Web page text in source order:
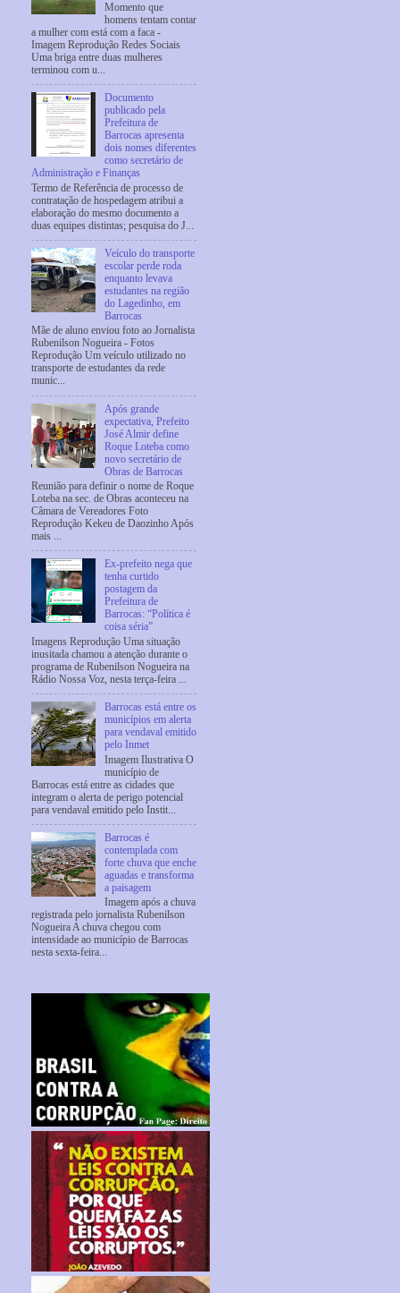
Momento que
homens tentam contar
a mulher com está com a faca -
Imagem Reprodução Redes Sociais
Uma briga entre duas mulheres
terminou com u...
Documento
publicado pela
Prefeitura de
Barrocas apresenta
dois nomes diferentes
como secretário de
Administração e Finanças
Termo de Referência de processo de
contratação de hospedagem atribui a
elaboração do mesmo documento a
duas equipes distintas; pesquisa do J...
Veículo do transporte
escolar perde roda
enquanto levava
estudantes na região
do Lagedinho, em
Barrocas
Mãe de aluno enviou foto ao Jornalista
Rubenilson Nogueira - Fotos
Reprodução Um veículo utilizado no
transporte de estudantes da rede
munic...
Após grande
expectativa, Prefeito
José Almir define
Roque Loteba como
novo secretário de
Obras de Barrocas
Reunião para definir o nome de Roque
Loteba na sec. de Obras aconteceu na
Câmara de Vereadores Foto
Reprodução Kekeu de Daozinho Após
mais ...
Ex-prefeito nega que
tenha curtido
postagem da
Prefeitura de
Barrocas: “Política é
coisa séria”
Imagens Reprodução Uma situação
inusitada chamou a atenção durante o
programa de Rubenilson Nogueira na
Rádio Nossa Voz, nesta terça-feira ...
Barrocas está entre os
municípios em alerta
para vendaval emitido
pelo Inmet
Imagem Ilustrativa O
município de
Barrocas está entre as cidades que
integram o alerta de perigo potencial
para vendaval emitido pelo Instit...
Barrocas é
contemplada com
forte chuva que enche
aguadas e transforma
a paisagem
Imagem após a chuva
registrada pelo jornalista Rubenilson
Nogueira A chuva chegou com
intensidade ao município de Barrocas
nesta sexta-feira...